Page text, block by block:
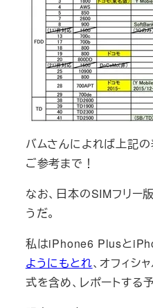
バムさんによれば上記
ご参考まで！
なお、日本のSIMフリー
うだ。
私はiPhone6 Plusと
ようにもとれ、オフィシ
式を含め、レポートする予